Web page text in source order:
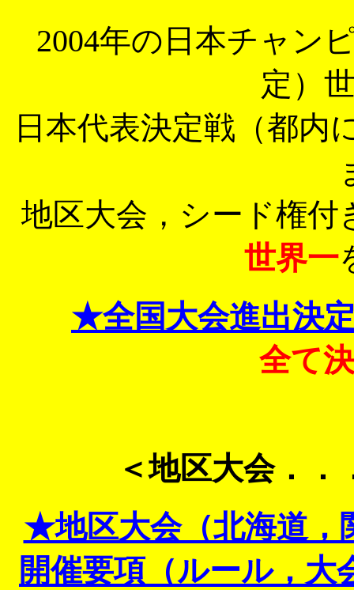
2004年の日本チャン
定）
日本代表決定戦（都内
地区大会，シード権付
世界一
★全国大会進出決
全て
＜地区大会．
★地区大会（北海道，
開催要項（ルール，